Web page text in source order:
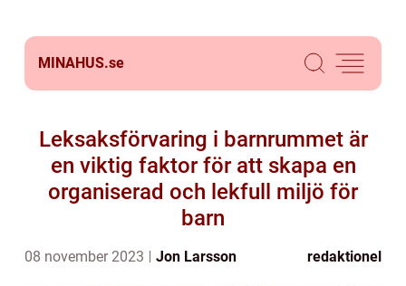
MINAHUS.se
Leksaksförvaring i barnrummet är
en viktig faktor för att skapa en
organiserad och lekfull miljö för
barn
08 november 2023 Jon Larsson redaktionel